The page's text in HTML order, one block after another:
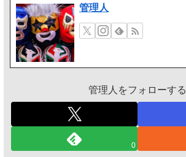
管理人
管理人をフォローする
0